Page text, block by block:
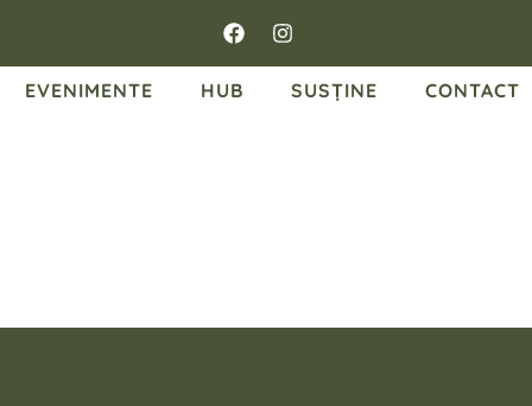
EVENIMENTE HUB SUSȚINE CONTACT